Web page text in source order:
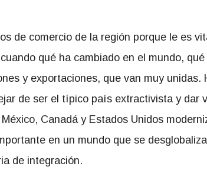
de comercio de la región porque le es
qué ha cambiado en el mundo,
y exportaciones, que van muy unidas.
de ser el típico país extractivista y dar
Canadá y Estados Unidos
en un mundo que se
de integración.